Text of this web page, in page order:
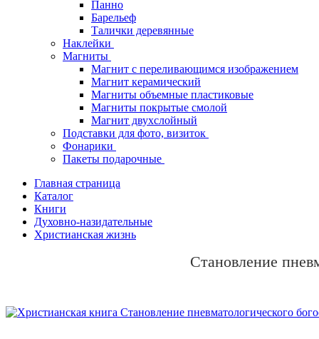
Панно
Барельеф
Талички деревянные
Наклейки
Магниты
Магнит с переливающимся изображением
Магнит керамический
Магниты объемные пластиковые
Магниты покрытые смолой
Магнит двухслойный
Подставки для фото, визиток
Фонарики
Пакеты подарочные
Главная страница
Каталог
Книги
Духовно-назидательные
Христианская жизнь
Становление